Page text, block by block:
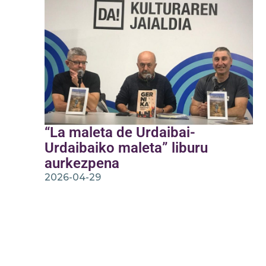
“La maleta de Urdaibai-
Urdaibaiko maleta” liburu
aurkezpena
2026-04-29